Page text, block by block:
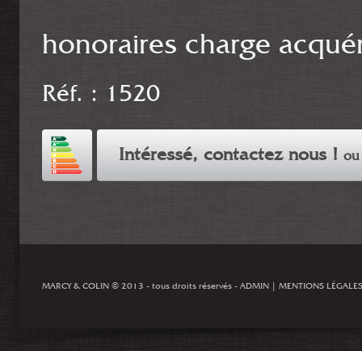
honoraires charge
Réf. : 1520
Intéressé, contactez nous ! ou
MARCY & COLIN © 2013 - tous droits réservés - ADMIN MENTIONS LÉGALES